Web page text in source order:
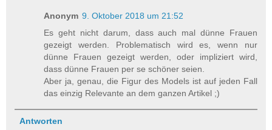
Anonym 9. Oktober 2018 um 21:52
Es geht nicht darum, dass auch mal dünne Frauen
gezeigt werden. Problematisch wird es, wenn nur
dünne Frauen gezeigt werden, oder impliziert wird,
dass dünne Frauen per se schöner seien.
Aber ja, genau, die Figur des Models ist auf jeden Fall
das einzig Relevante an dem ganzen Artikel ;)
Antworten